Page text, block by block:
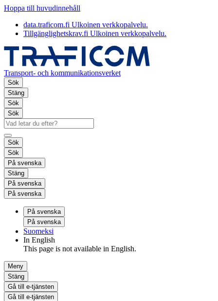
Hoppa till huvudinnehåll
data.traficom.fi Ulkoinen verkkopalvelu.
Tillgänglighetskrav.fi Ulkoinen verkkopalvelu.
Transport- och kommunikationsverket
Sök
Stäng
Sök
Sök
Sök
Sök
På svenska
Stäng
På svenska
På svenska
På svenska
På svenska
Suomeksi
In English
This page is not available in English.
Meny
Stäng
Gå till e-tjänsten
Gå till e-tjänsten